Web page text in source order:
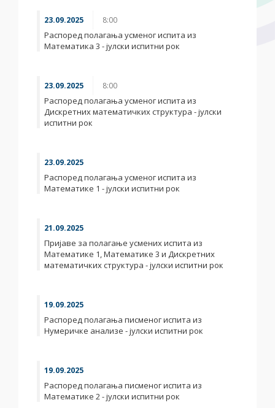
23.09.2025 8:00
Распоред полагања усменог испита из
Математика 3 - јулски испитни рок
23.09.2025 8:00
Распоред полагања усменог испита из
Дискретних математичких структура - јулски
испитни рок
23.09.2025
Распоред полагања усменог испита из
Математике 1 - јулски испитни рок
21.09.2025
Пријаве за полагање усмених испита из
Математике 1, Математике 3 и Дискретних
математичких структура - јулски испитни рок
19.09.2025
Распоред полагања писменог испита из
Нумеричке анализе - јулски испитни рок
19.09.2025
Распоред полагања писменог испита из
Математике 2 - јулски испитни рок